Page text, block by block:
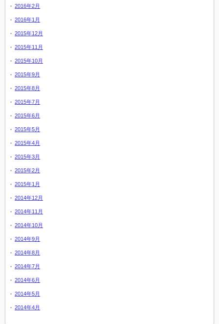
2016年2月
2016年1月
2015年12月
2015年11月
2015年10月
2015年9月
2015年8月
2015年7月
2015年6月
2015年5月
2015年4月
2015年3月
2015年2月
2015年1月
2014年12月
2014年11月
2014年10月
2014年9月
2014年8月
2014年7月
2014年6月
2014年5月
2014年4月